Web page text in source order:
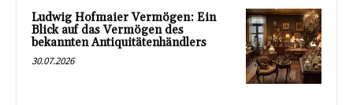
Ludwig Hofmaier Vermögen: Ein
Blick auf das Vermögen des
bekannten Antiquitätenhändlers
30.07.2026